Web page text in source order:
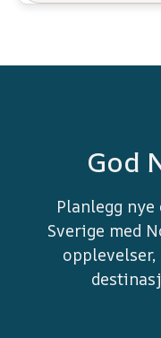
God
Planlegg
Sverige med